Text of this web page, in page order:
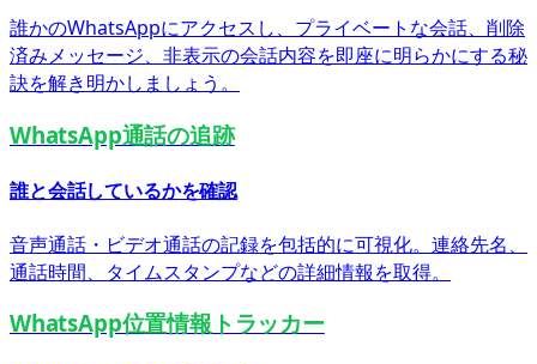
誰かのWhatsAppにアクセスし、プライベートな会話、削除
済みメッセージ、非表示の会話内容を即座に明らかにする秘
訣を解き明かしましょう。
WhatsApp通話の追跡
誰と会話しているかを確認
音声通話・ビデオ通話の記録を包括的に可視化。連絡先名、
通話時間、タイムスタンプなどの詳細情報を取得。
WhatsApp位置情報トラッカー